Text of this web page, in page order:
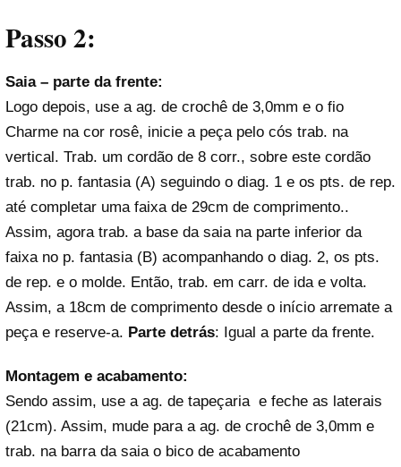
Passo 2:
Saia – parte da frente:
Logo depois, use a ag. de crochê de 3,0mm e o fio
Charme na cor rosê, inicie a peça pelo cós trab. na
vertical. Trab. um cordão de 8 corr., sobre este cordão
trab. no p. fantasia (A) seguindo o diag. 1 e os pts. de rep.
até completar uma faixa de 29cm de comprimento..
Assim, agora trab. a base da saia na parte inferior da
faixa no p. fantasia (B) acompanhando o diag. 2, os pts.
de rep. e o molde. Então, trab. em carr. de ida e volta.
Assim, a 18cm de comprimento desde o início arremate a
peça e reserve-a. Parte detrás: Igual a parte da frente.
Montagem e acabamento:
Sendo assim, use a ag. de tapeçaria e feche as laterais
(21cm). Assim, mude para a ag. de crochê de 3,0mm e
trab. na barra da saia o bico de acabamento